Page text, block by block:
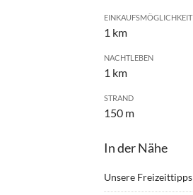
EINKAUFSMÖGLICHKEIT
1 km
NACHTLEBEN
1 km
STRAND
150 m
In der Nähe
Unsere Freizeittipps